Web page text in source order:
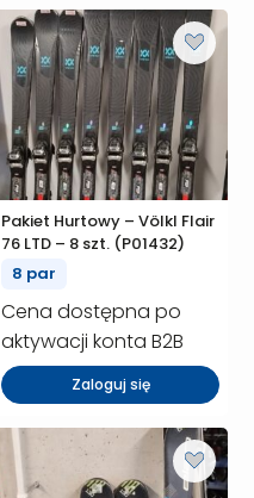
Pakiet Hurtowy – Völkl Flair
76 LTD – 8 szt. (P01432)
8 par
Cena dostępna po
aktywacji konta B2B
Zaloguj się